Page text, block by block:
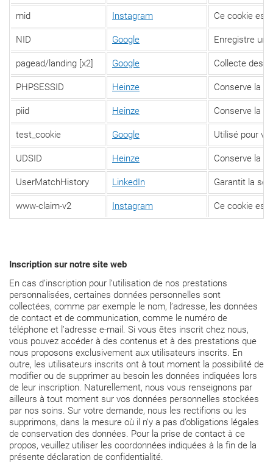
mid Instagram Ce cookie est
NID Google Enregistre un
pagead/landing [x2] Google Collecte des
PHPSESSID Heinze Conserve la
piid Heinze Conserve la
test_cookie Google Utilisé pour
UDSID Heinze Conserve la
UserMatchHistory LinkedIn Garantit la
www-claim-v2 Instagram Ce cookie est
Inscription sur notre site web
En cas d’inscription pour l’utilisation de nos prestations
personnalisées, certaines données personnelles sont
collectées, comme par exemple le nom, l’adresse, les données
de contact et de communication, comme le numéro de
téléphone et l’adresse e-mail. Si vous êtes inscrit chez nous,
vous pouvez accéder à des contenus et à des prestations que
nous proposons exclusivement aux utilisateurs inscrits. En
outre, les utilisateurs inscrits ont à tout moment la possibilité de
modifier ou de supprimer au besoin les données indiquées lors
de leur inscription. Naturellement, nous vous renseignons par
ailleurs à tout moment sur vos données personnelles stockées
par nos soins. Sur votre demande, nous les rectifions ou les
supprimons, dans la mesure où il n’y a pas d’obligations légales
de conservation des données. Pour la prise de contact à ce
propos, veuillez utiliser les coordonnées indiquées à la fin de la
présente déclaration de confidentialité.